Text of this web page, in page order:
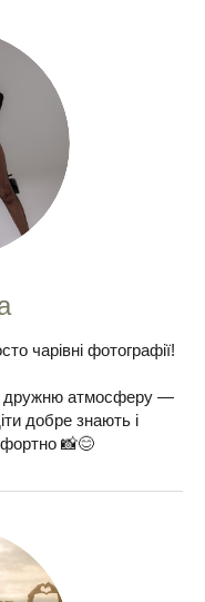
чарівні фотографії!
і дружню атмосферу —
добре знають і
📸😊